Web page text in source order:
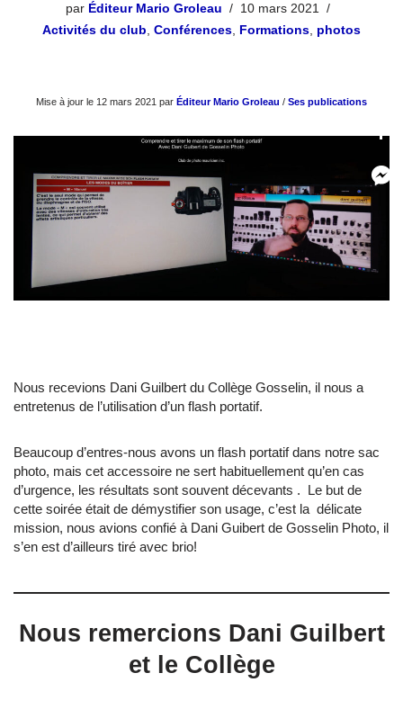
par Éditeur Mario Groleau
10 mars 2021
Activités du club Conférences Formations photos
Mise à jour le 12 mars 2021 par Éditeur Mario Groleau / Ses publications
Nous recevions Dani Guilbert du Collège Gosselin, il nous a
entretenus de l’utilisation d’un flash portatif.
Beaucoup d’entres-nous avons un flash portatif dans notre sac
photo, mais cet accessoire ne sert habituellement qu’en cas
d’urgence, les résultats sont souvent décevants . Le but de
cette soirée était de démystifier son usage, c’est la délicate
mission, nous avions confié à Dani Guibert de Gosselin Photo, il
s’en est d’ailleurs tiré avec brio!
Nous remercions Dani Guilbert
et le Collège